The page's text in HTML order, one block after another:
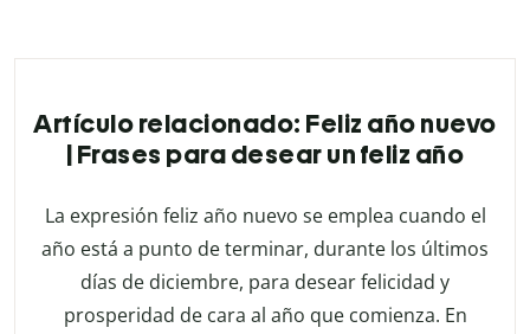
Artículo relacionado: Feliz año nuevo
| Frases para desear un feliz año
La expresión feliz año nuevo se emplea cuando el
año está a punto de terminar, durante los últimos
días de diciembre, para desear felicidad y
prosperidad de cara al año que comienza. En